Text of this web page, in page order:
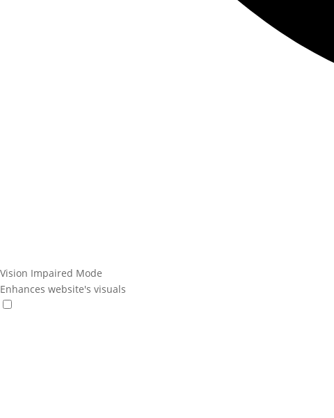
Vision Impaired Mode
Enhances website's visuals